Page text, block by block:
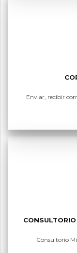
Enviar, recibir
Consultorio